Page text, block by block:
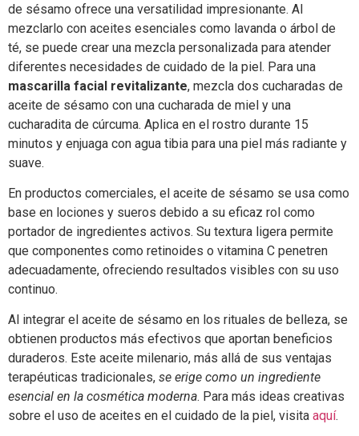
de sésamo ofrece una versatilidad impresionante. Al
mezclarlo con aceites esenciales como lavanda o árbol de
té, se puede crear una mezcla personalizada para atender
diferentes necesidades de cuidado de la piel. Para una
mascarilla facial revitalizante, mezcla dos cucharadas de
aceite de sésamo con una cucharada de miel y una
cucharadita de cúrcuma. Aplica en el rostro durante 15
minutos y enjuaga con agua tibia para una piel más radiante y
suave.
En productos comerciales, el aceite de sésamo se usa como
base en lociones y sueros debido a su eficaz rol como
portador de ingredientes activos. Su textura ligera permite
que componentes como retinoides o vitamina C penetren
adecuadamente, ofreciendo resultados visibles con su uso
continuo.
Al integrar el aceite de sésamo en los rituales de belleza, se
obtienen productos más efectivos que aportan beneficios
duraderos. Este aceite milenario, más allá de sus ventajas
terapéuticas tradicionales, se erige como un ingrediente
esencial en la cosmética moderna. Para más ideas creativas
sobre el uso de aceites en el cuidado de la piel, visita aquí.